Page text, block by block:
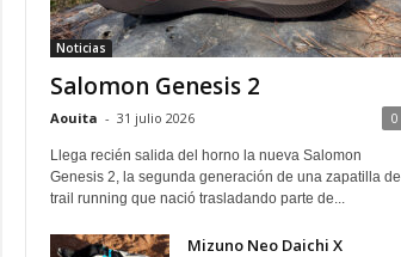
Noticias
Salomon Genesis 2
Aouita - 31 julio 2026 0
Llega recién salida del horno la nueva Salomon
Genesis 2, la segunda generación de una zapatilla de
trail running que nació trasladando parte de...
Mizuno Neo Daichi X